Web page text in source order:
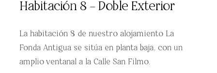
Habitación 8 – Doble Exterior
La habitación 8 de nuestro alojamiento La
Fonda Antigua se sitúa en planta baja, con un
amplio ventanal a la Calle San Filmo.